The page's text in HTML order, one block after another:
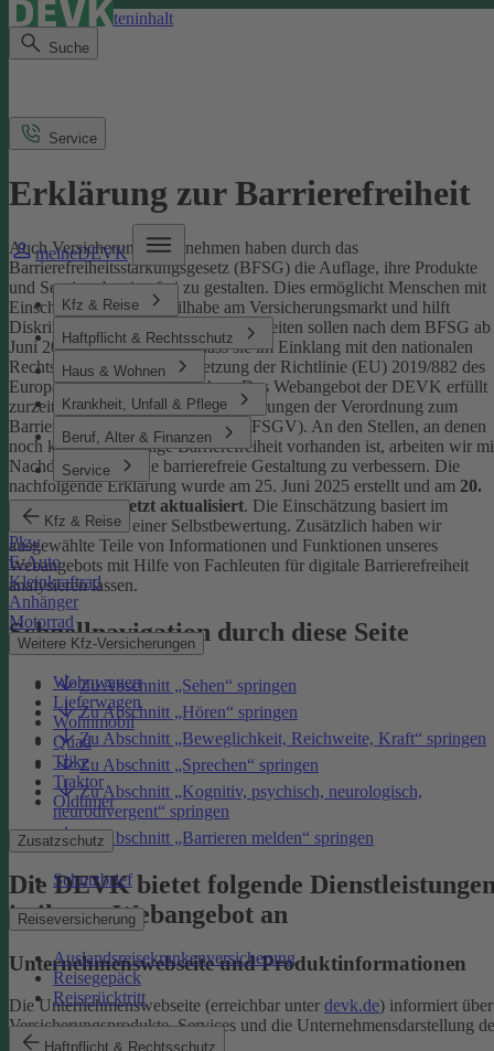
Direkt zum Seiteninhalt
Suche
meineDEVK
Kfz & Reise
Haftpflicht & Rechtsschutz
Haus & Wohnen
Krankheit, Unfall & Pflege
Beruf, Alter & Finanzen
Service
Kfz & Reise
Pkw
E-Auto
Kleinkraftrad
Anhänger
Motorrad
Weitere Kfz-Versicherungen
Wohnwagen
Lieferwagen
Wohnmobil
Quad
Trike
Traktor
Oldtimer
Zusatzschutz
Schutzbrief
Reiseversicherung
Auslandsreisekrankenversicherung
Reisegepäck
Reiserücktritt
Haftpflicht & Rechtsschutz
Service
Erklärung zur Barrierefreiheit
Auch Versicherungsunternehmen haben durch das
Barrierefreiheitsstärkungsgesetz (BFSG) die Auflage, ihre Produkte
und Services barrierefrei zu gestalten. Dies ermöglicht Menschen mit
Einschränkungen die Teilhabe am Versicherungsmarkt und hilft
Diskriminierung abzubauen. Internetseiten sollen nach dem BFSG ab
Juni 2025 so gestaltet sein, dass sie im Einklang mit den nationalen
Rechtsvorschriften zur Umsetzung der Richtlinie (EU) 2019/882 des
Europäischen Parlaments stehen.Das Webangebot der DEVK erfüllt
zurzeit nicht vollständig die Anforderungen der Verordnung zum
Barrierefreiheitsstärkungsgesetz (BFSGV). An den Stellen, an denen
noch keine vollständige Barrierefreiheit vorhanden ist, arbeiten wir
Nachdruck daran, die barrierefreie Gestaltung zu verbessern. Die
nachfolgende Erklärung wurde am 25. Juni 2025 erstellt und am 20.
Januar 2026 zuletzt aktualisiert. Die Einschätzung basiert im
Wesentlichen auf einer Selbstbewertung. Zusätzlich haben wir
ausgewählte Teile von Informationen und Funktionen unseres
Webangebots mit Hilfe von Fachleuten für digitale Barrierefreiheit
analysieren lassen.
Schnellnavigation durch diese Seite
Zu Abschnitt „Sehen“ springen
Zu Abschnitt „Hören“ springen
Zu Abschnitt „Beweglichkeit, Reichweite, Kraft“ springen
Zu Abschnitt „Sprechen“ springen
Zu Abschnitt „Kognitiv, psychisch, neurologisch,
neurodivergent“ springen
Zu Abschnitt „Barrieren melden“ springen
Die DEVK bietet folgende
in ihrem Webangebot an
Unternehmenswebseite und Produktinformationen
Die Unternehmenswebseite (erreichbar unter devk.de) informiert über
Versicherungsprodukte, Services und die Unternehmensdarstellung
DEVK.